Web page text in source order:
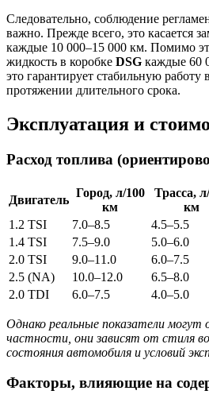
Следовательно, соблюдение
важно. Прежде всего, это касается
каждые 10 000–15 000 км. Помимо
жидкость в коробке DSG каждые 60
это гарантирует стабильную работу
протяжении длительного срока.
Эксплуатация и
Расход топлива
Двигатель
Город, л/100
км
Трасса,
км
1.2 TSI
7.0–8.5 4.5–5.5
1.4 TSI
7.5–9.0 5.0–6.0
2.0 TSI
9.0–11.0 6.0–7.5
2.5 (NA)
10.0–12.0 6.5–8.0
2.0 TDI
6.0–7.5 4.0–5.0
Однако реальные показатели могут
частности, они зависят от стиля
состояния автомобиля и условий
Факторы, влияющие на